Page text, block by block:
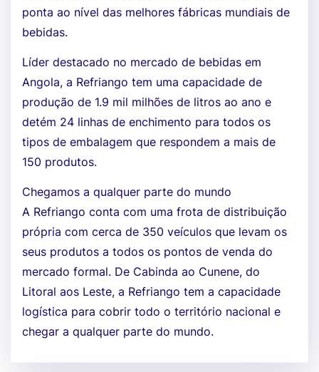
ponta ao nível das melhores fábricas mundiais de
bebidas.
Líder destacado no mercado de bebidas em
Angola, a Refriango tem uma capacidade de
produção de 1.9 mil milhões de litros ao ano e
detém 24 linhas de enchimento para todos os
tipos de embalagem que respondem a mais de
150 produtos.
Chegamos a qualquer parte do mundo
A Refriango conta com uma frota de distribuição
própria com cerca de 350 veículos que levam os
seus produtos a todos os pontos de venda do
mercado formal. De Cabinda ao Cunene, do
Litoral aos Leste, a Refriango tem a capacidade
logística para cobrir todo o território nacional e
chegar a qualquer parte do mundo.